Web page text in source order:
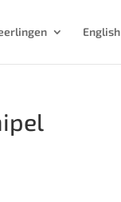
English